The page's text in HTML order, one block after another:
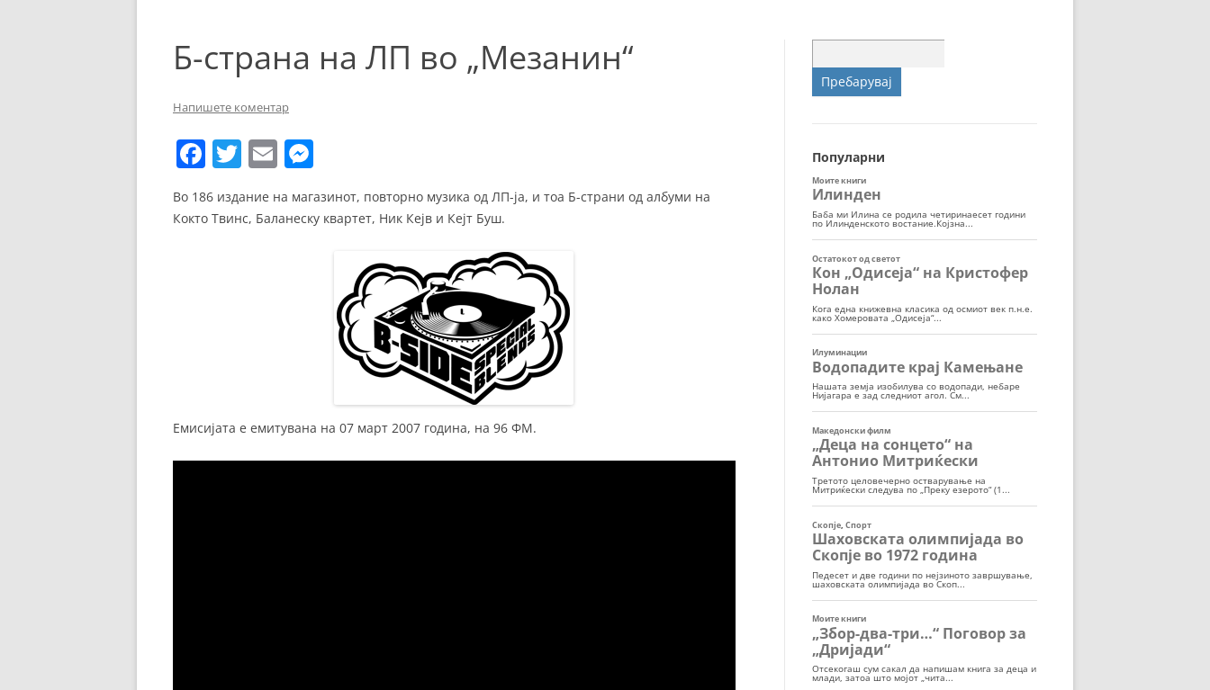
БАЛКАНСКИ ФИЛМ
ФЕСТИВАЛИ
ТЕАТАР
СПОРТ
Б-страна на ЛП во „Мезанин“
Напишете коментар
F
a
c
T
itt
E
ai ss
er
Во 186 издание на магазинот, повторно музика од ЛП-ја, и тоа Б-страни од албуми на
Кокто Твинс, Баланеску квартет, Ник Кејв и Кејт Буш.
Емисијата е емитувана на 07 март 2007 година, на 96 ФМ.
за:
Популарни